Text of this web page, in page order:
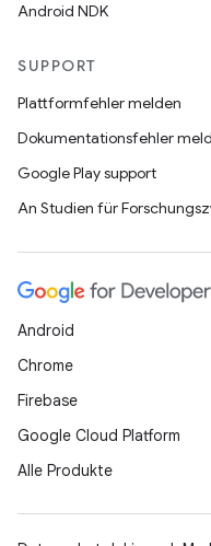
Android NDK
SUPPORT
Plattformfehler melden
Dokumentationsfehler
Google Play support
An Studien für
Android
Chrome
Firebase
Google Cloud Platform
Alle Produkte